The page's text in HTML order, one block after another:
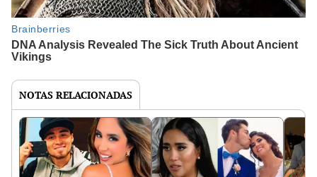
NOTAS RELACIONADAS